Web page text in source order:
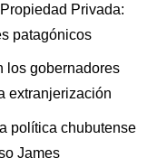
Privada:
patagónicos
los gobernadores
extranjerización
política chubutense
James